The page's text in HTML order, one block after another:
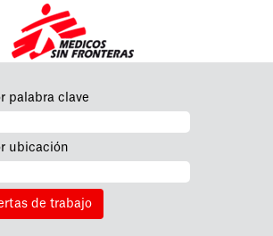
palabra clave
ubicación